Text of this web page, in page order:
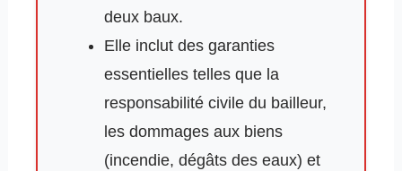
deux baux.
Elle inclut des garanties
essentielles telles que la
responsabilité civile du bailleur,
les dommages aux biens
(incendie, dégâts des eaux) et